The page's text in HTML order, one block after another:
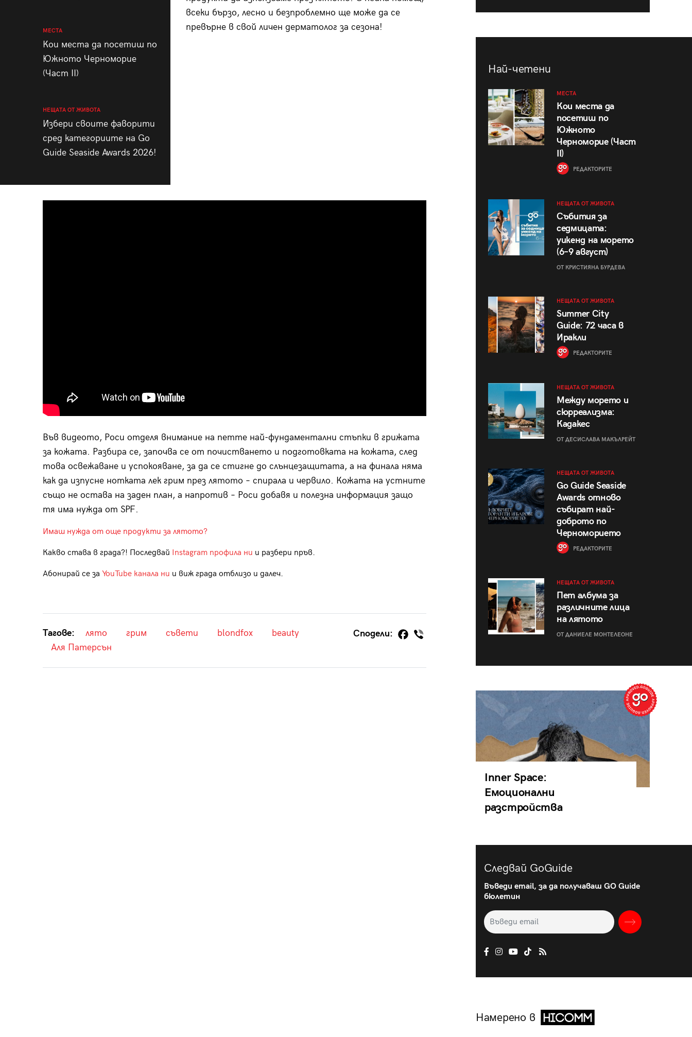
МЕСТА
Кои места да посетиш по
Южното Черноморие
(Част II)
НЕЩАТА ОТ ЖИВОТА
Избери своите фаворити
сред категориите на Go
Guide Seaside Awards 2026!
всеки бързо, лесно и безпроблемно ще може да се
превърне в свой личен дерматолог за сезона!
Във видеото, Роси отделя внимание на петте най-фундаментални стъпки в грижата
за кожата. Разбира се, започва се от почистването и подготовката на кожата, след
това освежаване и успокояване, за да се стигне до слънцезащитата, а на финала няма
как да изпусне нотката лек грим през лятото – спирала и червило. Кожата на устните
също не остава на заден план, а напротив – Роси добавя и полезна информация защо
тя има нужда от SPF.
Имаш нужда от още продукти за лятото?
Какво става в града?! Последвай Instagram профила ни и разбери пръв.
Абонирай се за YouTube канала ни и виж града отблизо и далеч.
Тагове: лято грим съвети blondfox
beauty
Аля Патерсън
Сподели:
Най-четени
МЕСТА
Кои места да
посетиш по
Южното
Черноморие (Част
II)
РЕДАКТОРИТЕ
НЕЩАТА ОТ ЖИВОТА
Събития за
седмицата:
уикенд на морето
(6–9 август)
ОТ КРИСТИЯНА БУРДЕВА
НЕЩАТА ОТ ЖИВОТА
Summer City
Guide: 72 часа в
Иракли
РЕДАКТОРИТЕ
НЕЩАТА ОТ ЖИВОТА
Между морето и
сюрреализма:
Кадакес
ОТ ДЕСИСЛАВА МАКЪЛРЕЙТ
НЕЩАТА ОТ ЖИВОТА
Go Guide Seaside
Awards отново
събират най-
доброто по
Черноморието
РЕДАКТОРИТЕ
НЕЩАТА ОТ ЖИВОТА
Пет албума за
различните лица
на лятото
ОТ ДАНИЕЛЕ МОНТЕЛЕОНЕ
Inner Space:
Емоционални
разстройства
Следвай GoGuide
Въведи email, за да получаваш GO Guide
бюлетин
Намерено в